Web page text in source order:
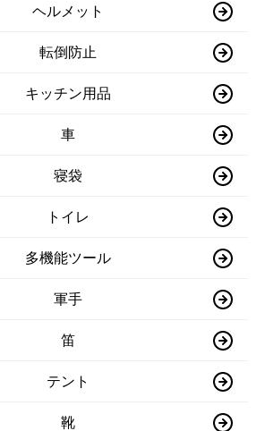
ヘルメット
転倒防止
キッチン用品
車
寝袋
トイレ
多機能ツール
軍手
笛
テント
靴